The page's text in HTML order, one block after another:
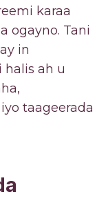
karaa
ogayno. Tani
in
halis ah u
taageerada